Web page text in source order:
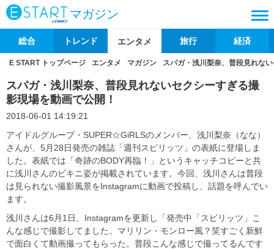
マガジン
総合 トレンド エンタメ 旅行 経済
E START トップページ エンタメ マガジン スパガ・浅川梨奈、普段見れな
スパガ・浅川梨奈、普段見れないセクシーすぎる撮
影現場を動画で公開！
2018-06-01 14:19:21
アイドルグループ・SUPER☆GiRLSのメンバー、浅川梨奈（なな）
さんが、5月28日発売の雑誌「週刊スピリッツ」の表紙に登場しま
した。表紙では「奇跡のBODY再臨！」というキャッチコピーと共
に浅川さんのビキニ姿が掲載されています。今回、浅川さんは普段
は見られない撮影風景をInstagramに動画で投稿し、話題を呼んでい
ます。
浅川さんは6月1日、Instagramを更新し「発売中「スピリッツ」こ
んな感じで撮影してました。マリリン・モンロー風？笑すごく新鮮
で面白くて動画撮ってもらった。普段こんな感じで撮ってるんです